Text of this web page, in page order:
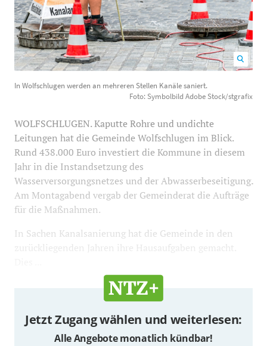
saniert. Foto: Symbolbild Adobe Stock/stgrafix1200
In Wolfschlugen werden an mehreren Stellen Kanäle saniert.
Foto: Symbolbild Adobe Stock/stgrafix
WOLFSCHLUGEN. Kaputte Rohre und undichte
Leitungen hat die Gemeinde Wolfschlugen im Blick.
Rund 438.000 Euro investiert die Kommune in diesem
Jahr in die Instandsetzung des
Wasserversorgungsnetzes und der Abwasserbeseitigung.
Am Montagabend vergab der Gemeinderat die Aufträge
für die Maßnahmen.
In Sachen Kanalsanierung hat die Gemeinde in den
zurückliegenden Jahren ihre Hausaufgaben gemacht.
Jetzt Zugang wählen und weiterlesen:
Alle Angebote monatlich kündbar!